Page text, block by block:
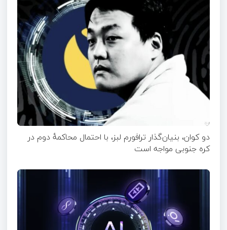
دو کوان، بنیان‌گذار ترافورم لبز، با احتمال محاکمهٔ دوم در
کره جنوبی مواجه است